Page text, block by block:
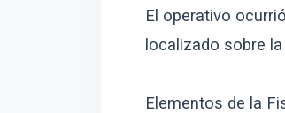
El operativo
localizado sobre
Elementos de la